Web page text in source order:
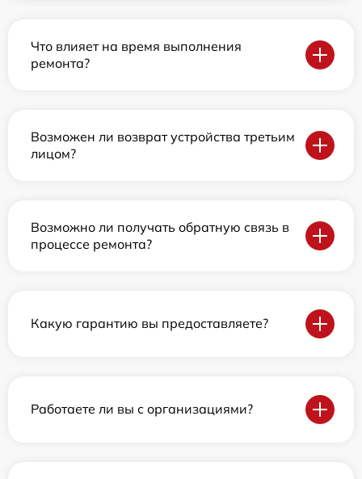
Что влияет на время выполнения
ремонта?
Возможен ли возврат устройства третьим
лицом?
Возможно ли получать обратную связь в
процессе ремонта?
Какую гарантию вы предоставляете?
Работаете ли вы с организациями?